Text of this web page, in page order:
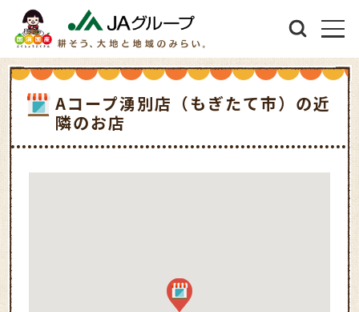
Aコープ湧別店（もぎたて市）の近
隣のお店